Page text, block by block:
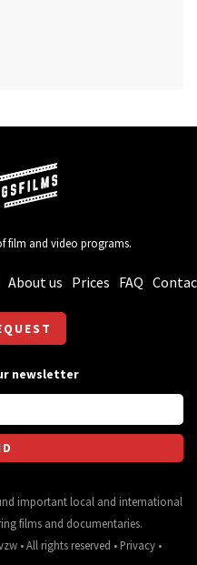
film and video programs.
About us Prices FAQ
newsletter
important local and international
films and documentaries.
• All rights reserved • Privacy•